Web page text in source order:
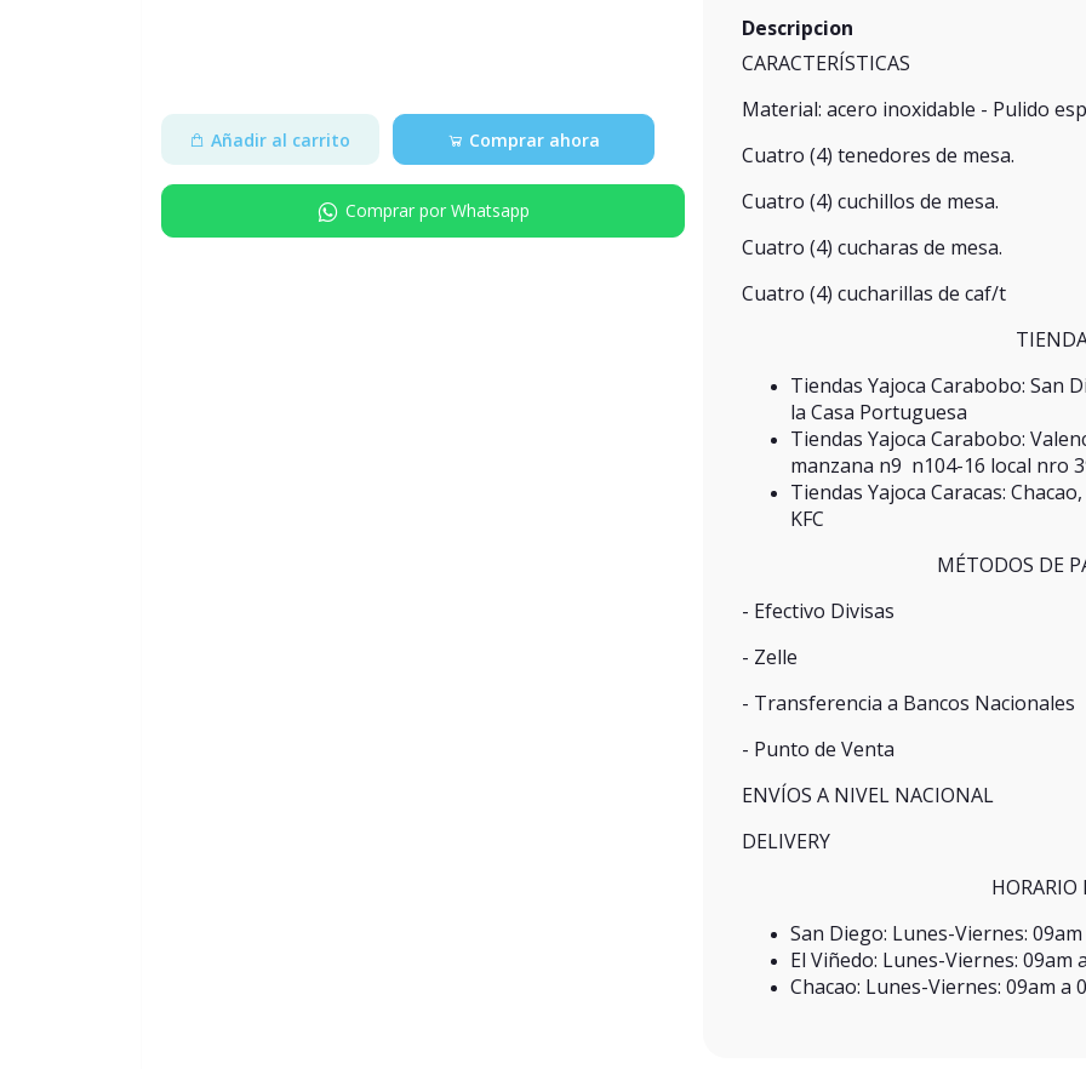
Añadir al carrito Comprar ahora
Comprar por Whatsapp
Descripcion
CARACTERÍSTICAS
Material: acero inoxidable - Pulido
Cuatro (4) tenedores de mesa.
Cuatro (4) cuchillos de mesa.
Cuatro (4) cucharas de mesa.
Cuatro (4) cucharillas de caf/t
Tiendas Yajoca Carabobo: San
la Casa Portuguesa
Tiendas Yajoca Carabobo:
manzana n9 n104-16 local nro
Tiendas Yajoca Caracas:
KFC
MÉTODOS DE
- Efectivo Divisas
- Zelle
- Transferencia a Bancos Nacionales
- Punto de Venta
ENVÍOS A NIVEL NACIONAL
DELIVERY
HORARIO
San Diego: Lunes-Viernes:
El Viñedo: Lunes-Viernes: 09am
Chacao: Lunes-Viernes: 09am a